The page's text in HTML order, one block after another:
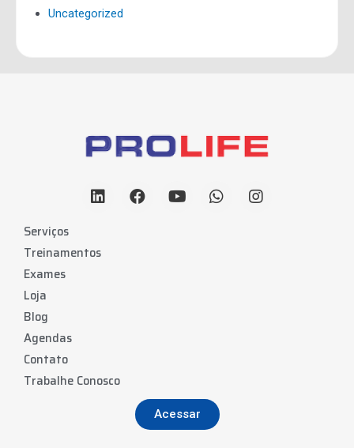
Uncategorized
Serviços
Treinamentos
Exames
Loja
Blog
Agendas
Contato
Trabalhe Conosco
Acessar